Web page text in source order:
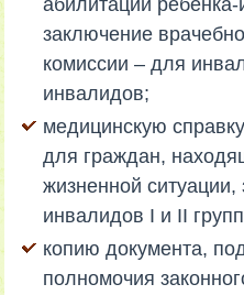
заключение
комиссии – для
инвалидов;
медицинскую
для граждан,
жизненной
инвалидов I и II
копию документа,
полномочия